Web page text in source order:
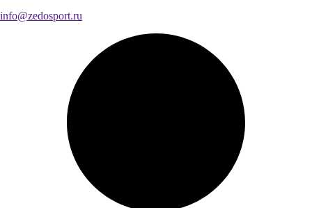
info@zedosport.ru